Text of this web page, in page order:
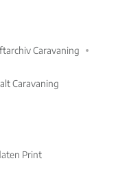
Caravaning
Caravaning
Print